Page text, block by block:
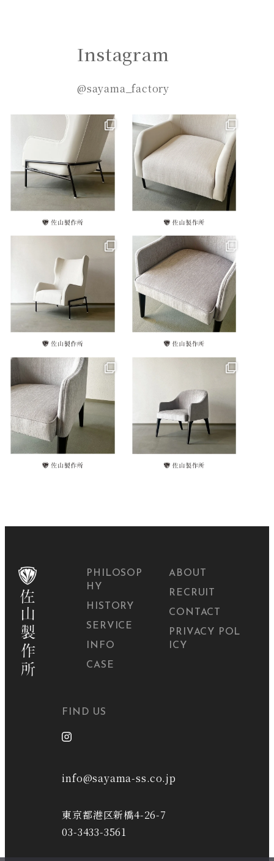
Instagram
@sayama_factory
PHILOSOP
HY
HISTORY
SERVICE
INFO
CASE
ABOUT
RECRUIT
CONTACT
PRIVACY POL
ICY
FIND US
info@sayama-ss.co.jp
東京都港区新橋4-26-7
03-3433-3561